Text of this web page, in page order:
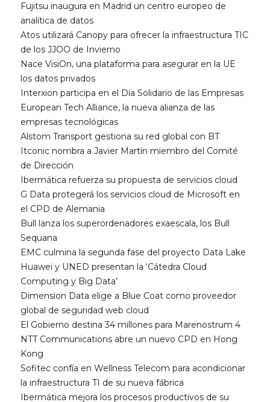
Fujitsu inaugura en Madrid un centro europeo de
analítica de datos
Atos utilizará Canopy para ofrecer la infraestructura TIC
de los JJOO de Invierno
Nace VisiOn, una plataforma para asegurar en la UE
los datos privados
Interxion participa en el Día Solidario de las Empresas
European Tech Alliance, la nueva alianza de las
empresas tecnológicas
Alstom Transport gestiona su red global con BT
Itconic nombra a Javier Martín miembro del Comité
de Dirección
Ibermática refuerza su propuesta de servicios cloud
G Data protegerá los servicios cloud de Microsoft en
el CPD de Alemania
Bull lanza los superordenadores exaescala, los Bull
Sequana
EMC culmina la segunda fase del proyecto Data Lake
Huawei y UNED presentan la ‘Cátedra Cloud
Computing y Big Data’
Dimension Data elige a Blue Coat como proveedor
global de seguridad web cloud
El Gobierno destina 34 millones para Marenostrum 4
NTT Communications abre un nuevo CPD en Hong
Kong
Sofitec confía en Wellness Telecom para acondicionar
la infraestructura TI de su nueva fábrica
Ibermática mejora los procesos productivos de su